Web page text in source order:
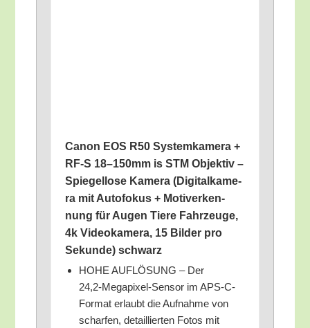
Canon EOS R50 Sys­tem­ka­me­ra +
RF‑S 18–150mm is STM Objek­tiv –
Spie­gel­lo­se Kame­ra (Digi­tal­ka­me­
ra mit Auto­fo­kus + Motiv­erken­
nung für Augen Tie­re Fahr­zeu­ge,
4k Video­ka­me­ra, 15 Bil­der pro
Sekun­de) schwarz
HOHE AUFLÖSUNG – Der
24,2‑Megapixel-Sensor im APS-C-
For­mat erlaubt die Auf­nah­me von
schar­fen, detail­lier­ten Fotos mit